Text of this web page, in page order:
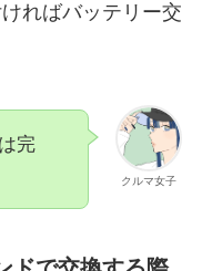
ればバッテリー交
クルマ女子
完